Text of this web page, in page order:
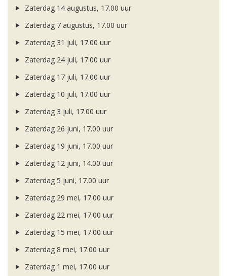
Zaterdag 14 augustus, 17.00 uur
Zaterdag 7 augustus, 17.00 uur
Zaterdag 31 juli, 17.00 uur
Zaterdag 24 juli, 17.00 uur
Zaterdag 17 juli, 17.00 uur
Zaterdag 10 juli, 17.00 uur
Zaterdag 3 juli, 17.00 uur
Zaterdag 26 juni, 17.00 uur
Zaterdag 19 juni, 17.00 uur
Zaterdag 12 juni, 14.00 uur
Zaterdag 5 juni, 17.00 uur
Zaterdag 29 mei, 17.00 uur
Zaterdag 22 mei, 17.00 uur
Zaterdag 15 mei, 17.00 uur
Zaterdag 8 mei, 17.00 uur
Zaterdag 1 mei, 17.00 uur